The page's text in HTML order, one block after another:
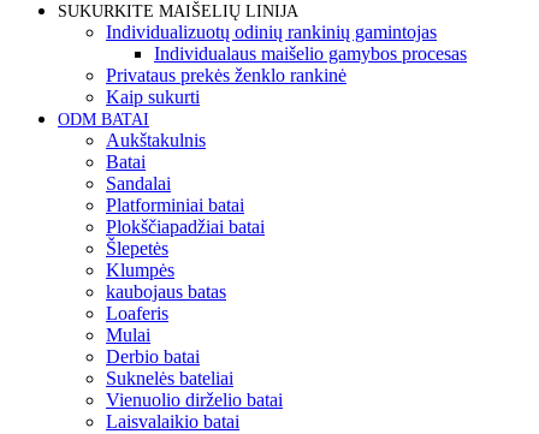
SUKURKITE MAIŠELIŲ LINIJA
Individualizuotų odinių rankinių gamintojas
Individualaus maišelio gamybos procesas
Privataus prekės ženklo rankinė
Kaip sukurti
ODM BATAI
Aukštakulnis
Batai
Sandalai
Platforminiai batai
Plokščiapadžiai batai
Šlepetės
Klumpės
kaubojaus batas
Loaferis
Mulai
Derbio batai
Suknelės bateliai
Vienuolio dirželio batai
Laisvalaikio batai